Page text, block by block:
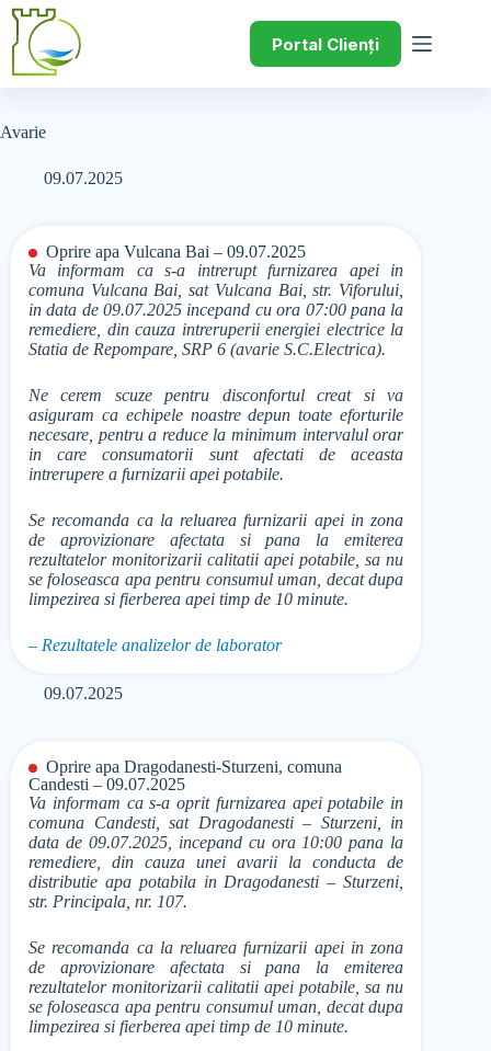
Portal Clienți
Avarie
09.07.2025
Oprire apa Vulcana Bai – 09.07.2025
Va informam ca s-a intrerupt furnizarea apei in
comuna Vulcana Bai, sat Vulcana Bai, str. Viforului,
in data de 09.07.2025 incерand cu ora 07:00 pana la
remediere, din cauza intreruperii energiei electrice la
Statia de Repompare, SRP 6 (avarie S.C.Electrica).
Ne cerem scuze pentru disconfortul creat si va
asiguram ca echipele noastre depun toate eforturile
necesare, pentru a reduce la minimum intervalul orar
in care consumatorii sunt afectati de aceasta
intrerupere a furnizarii apei potabile.
Se recomanda ca la reluarea furnizarii apei in zona
de aprovizionare afectata si pana la emiterea
rezultatelor monitorizarii calitatii apei potabile, sa nu
se foloseasca apa pentru consumul uman, decat dupa
limpezirea si fierberea apei timp de 10 minute.
– Rezultatele analizelor de laborator
09.07.2025
Oprire apa Dragodanesti-Sturzeni, comuna
Candesti – 09.07.2025
Va informam ca s-a oprit furnizarea apei potabile in
comuna Candesti, sat Dragodanesti – Sturzeni, in
data de 09.07.2025, incepand cu ora 10:00 pana la
remediere, din cauza unei avarii la conducta de
distributie apa potabila in Dragodanesti – Sturzeni,
str. Principala, nr. 107.
Se recomanda ca la reluarea furnizarii apei in zona
de aprovizionare afectata si pana la emiterea
rezultatelor monitorizarii calitatii apei potabile, sa nu
se foloseasca apa pentru consumul uman, decat dupa
limpezirea si fierberea apei timp de 10 minute.